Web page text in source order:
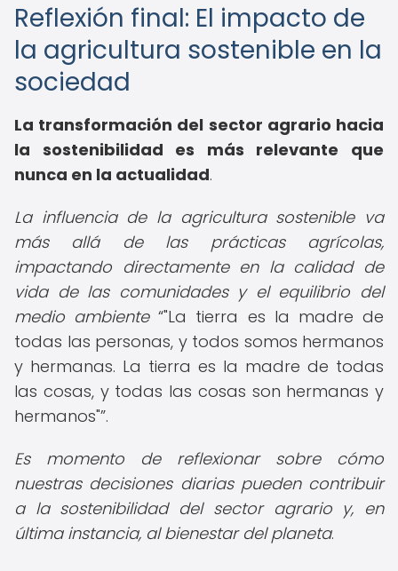
Reflexión final: El impacto de
la agricultura sostenible en la
sociedad
La transformación del sector agrario hacia
la sostenibilidad es más relevante que
nunca en la actualidad.
La influencia de la agricultura sostenible va
más allá de las prácticas agrícolas,
impactando directamente en la calidad de
vida de las comunidades y el equilibrio del
medio ambiente
"La tierra es la madre de
todas las personas, y todos somos hermanos
y hermanas. La tierra es la madre de todas
las cosas, y todas las cosas son hermanas y
hermanos" .
Es momento de reflexionar sobre cómo
nuestras decisiones diarias pueden contribuir
a la sostenibilidad del sector agrario y, en
última instancia, al bienestar del planeta.